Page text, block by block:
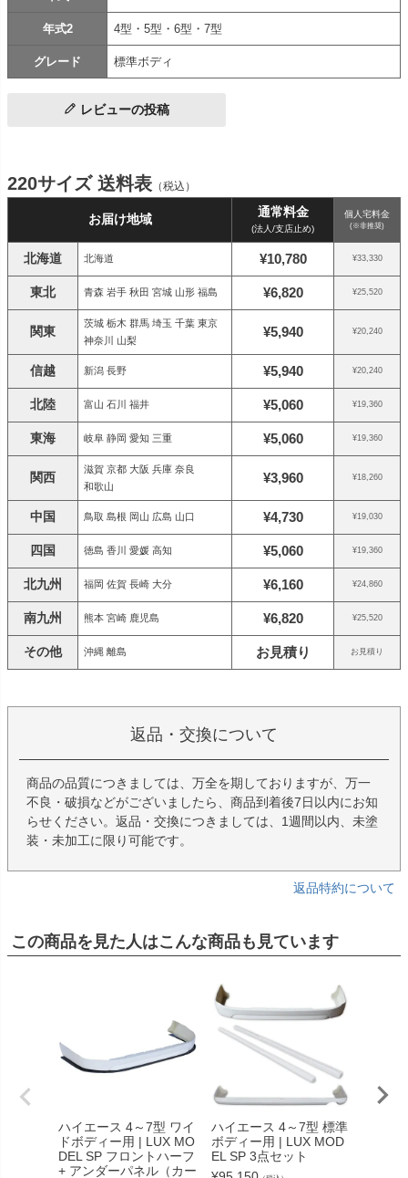
年式2 4型・5型・6型・7型
グレード 標準ボディ
レビューの投稿
220サイズ 送料表 （税込）
お届け地域 通常料金
(法人/支店止め)
個人宅料金
(※非推奨)
北海道 北海道 ¥10,780 ¥33,330
東北 青森 岩手 秋田 宮城 山形 福島 ¥6,820 ¥25,520
関東
茨城 栃木 群馬 埼玉 千葉 東京
神奈川 山梨
¥5,940 ¥20,240
信越 新潟 長野 ¥5,940 ¥20,240
北陸 富山 石川 福井 ¥5,060 ¥19,360
東海 岐阜 静岡 愛知 三重 ¥5,060 ¥19,360
関西
滋賀 京都 大阪 兵庫 奈良
和歌山
¥3,960 ¥18,260
中国 鳥取 島根 岡山 広島 山口 ¥4,730 ¥19,030
四国 徳島 香川 愛媛 高知 ¥5,060 ¥19,360
北九州 福岡 佐賀 長崎 大分 ¥6,160 ¥24,860
南九州 熊本 宮崎 鹿児島 ¥6,820 ¥25,520
その他 沖縄 離島 お見積り お見積り
返品・交換について
商品の品質につきましては、万全を期しておりますが、万一
不良・破損などがございましたら、商品到着後7日以内にお知
らせください。返品・交換につきましては、1週間以内、未塗
装・未加工に限り可能です。
返品特約について
この商品を見た人はこんな商品も見ています
ハイエース 4～7型 ワイ
ドボディー用 | LUX MO
DEL SP フロントハーフ
+ アンダーパネル（カー
ハイエース 4～7型 標準
ボディー用 | LUX MOD
EL SP 3点セット